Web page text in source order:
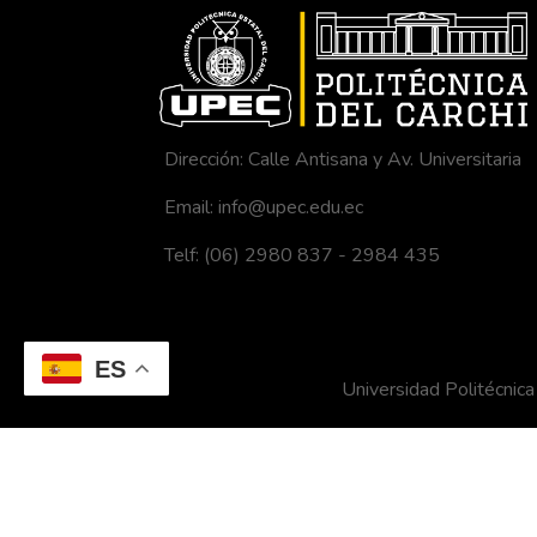
ES
Dirección: Calle Antisana y Av. Universitaria
Email: info@upec.edu.ec
Telf: (06) 2980 837 - 2984 435
Universidad